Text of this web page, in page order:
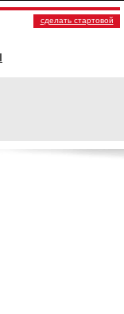
сделать стартовой